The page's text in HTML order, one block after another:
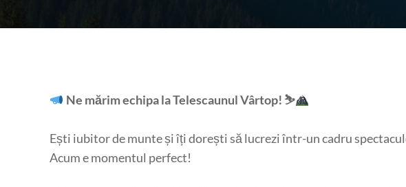
Ne mărim echipa la Telescaunul Vârtop! ⛷
Ești iubitor de munte și îți dorești să lucrezi într-un cadru
Acum e momentul perfect!